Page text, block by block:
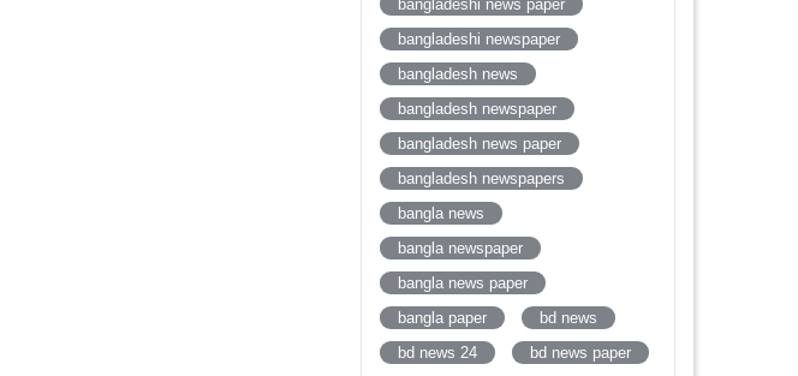
bangladeshi news paper
bangladeshi newspaper
bangladesh news
bangladesh newspaper
bangladesh news paper
bangladesh newspapers
bangla news
bangla newspaper
bangla news paper
bangla paper
bd news
bd news 24
bd news paper